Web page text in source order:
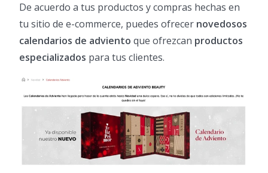
De acuerdo a tus productos y compras hechas en
tu sitio de e-commerce, puedes ofrecer novedosos
calendarios de adviento que ofrezcan productos
especializados para tus clientes.